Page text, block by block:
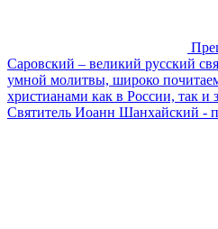
Саровский – великий русский
умной молитвы, широко
христианами как в России, так и
Святитель Иоанн Шанхайский -